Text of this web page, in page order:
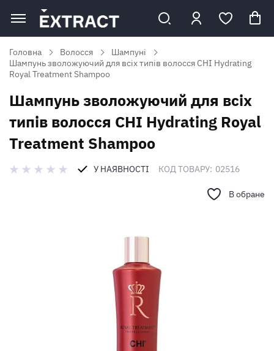
Головна Волосся
Шампуні
Шампунь зволожуючий для всіх типів волосся CHI Hydrating
Royal Treatment Shampoo
Шампунь зволожуючий для всіх
типів волосся CHI Hydrating Royal
Treatment Shampoo
У НАЯВНОСТІ КОД ТОВАРУ: 02516
В обране